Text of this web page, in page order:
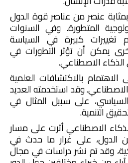
عنصر من عناصر قوة الدول
المتطورة. وفي السنوات
تغييرات كبيرة في السياسة
يمكن أن تؤثر التطورات في
الاصطناعي.
بالاكتشافات العلمية
وقد استخدمته العديد
على سبيل المثال في
التنمية.
الاصطناعي أثرت على مسار
الدول، على غرار ما حدث في
وقد تم نشر دراسات في مجال